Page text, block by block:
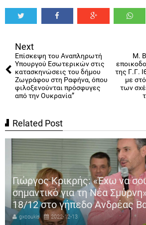
Next
Επίσκεψη του Αναπληρωτή
Υπουργού Εσωτερικών στις
κατασκηνώσεις του δήμου
Ζωγράφου στη Ραφήνα, όπου
φιλοξενούνται πρόσφυγες
από την Ουκρανία”
Μ.
της Γ.Γ.
με
των
Related Post
Γιώργος Κρικρής: «Έχω να
σημαντικό για τη Νέα
18/12 στο γήπεδο Ανδρέας
gxcoukis 2022-12-13